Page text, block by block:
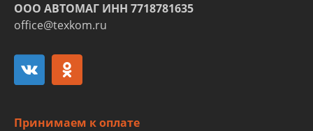
ООО АВТОМАГ ИНН 7718781635
office@texkom.ru
Принимаем к оплате